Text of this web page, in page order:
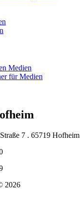
Medien
für Medien
7 . 65719 Hofheim
2026